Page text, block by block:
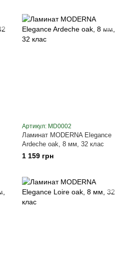
Артикул: MD0002
Ламинат MODERNA Elegance
Ardeche oak, 8 мм, 32 клас
1 159 грн